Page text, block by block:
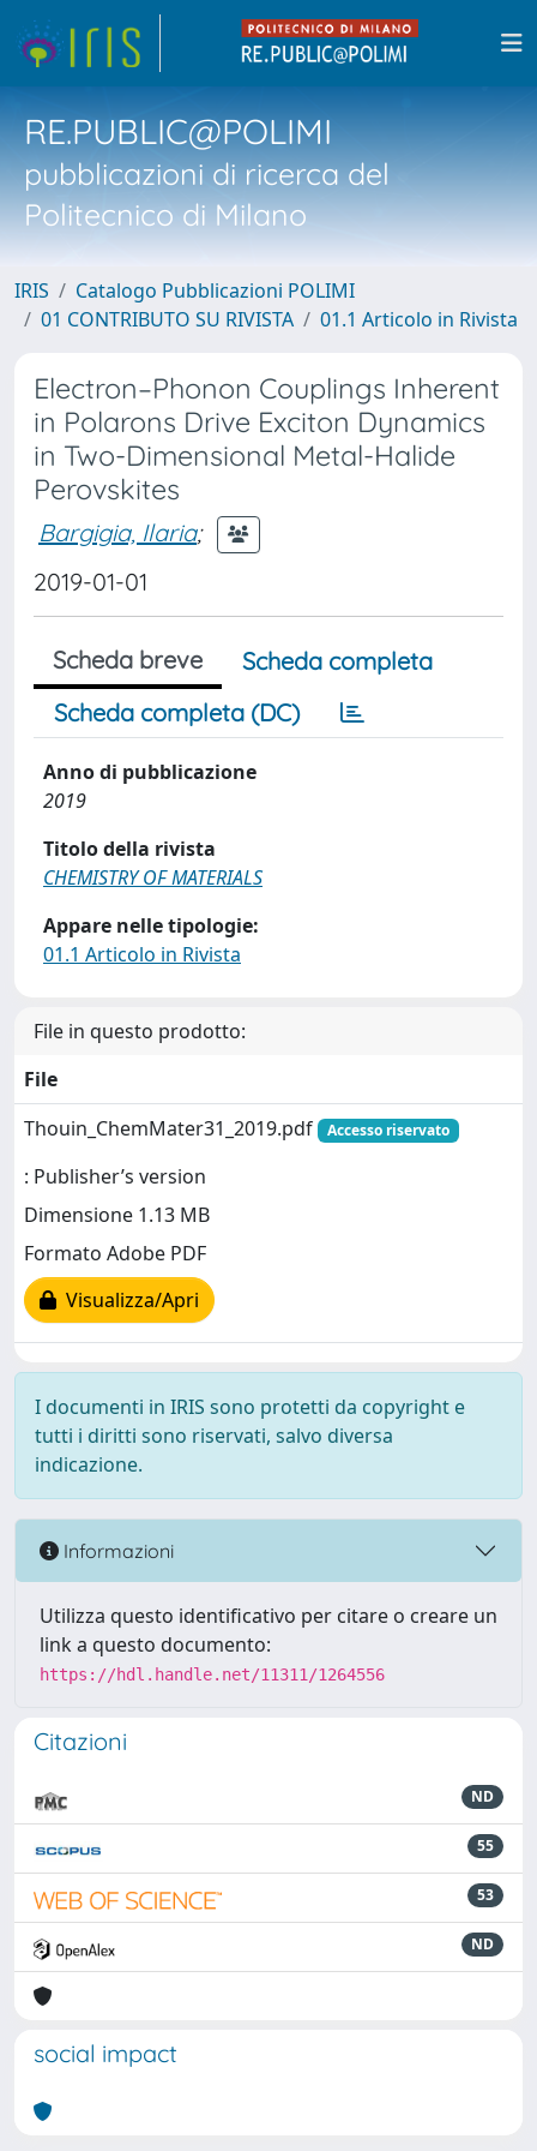
RE.PUBLIC@POLIMI
pubblicazioni di ricerca del
Politecnico di Milano
IRIS
Catalogo Pubblicazioni POLIMI
01 CONTRIBUTO SU RIVISTA
01.1 Articolo in Rivista
Electron–Phonon Couplings Inherent
in Polarons Drive Exciton Dynamics
in Two-Dimensional Metal-Halide
Perovskites
Bargigia, Ilaria;
2019-01-01
Scheda breve
Scheda completa
Scheda completa (DC)
Anno di pubblicazione
2019
Titolo della rivista
CHEMISTRY OF MATERIALS
Appare nelle tipologie:
01.1 Articolo in Rivista
File in questo prodotto:
File
Thouin_ChemMater31_2019.pdf
Accesso riservato
: Publisher’s version
Dimensione 1.13 MB
Formato Adobe PDF
Visualizza/Apri
I documenti in IRIS sono protetti da copyright e
tutti i diritti sono riservati, salvo diversa
indicazione.
Informazioni
Utilizza questo identificativo per citare o creare un
link a questo documento:
https://hdl.handle.net/11311/1264556
Citazioni
ND
55
53
ND
social impact